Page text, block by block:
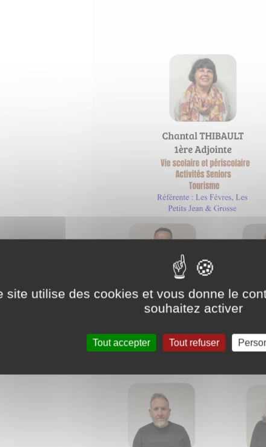
site utilise des cookies et vous donne le
souhaitez activer
Tout accepter Tout refuser